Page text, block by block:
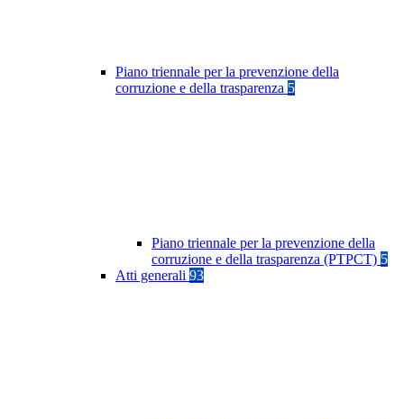
Piano triennale per la prevenzione della
corruzione e della trasparenza 5
Piano triennale per la prevenzione della
corruzione e della trasparenza (PTPCT) 5
Atti generali 93